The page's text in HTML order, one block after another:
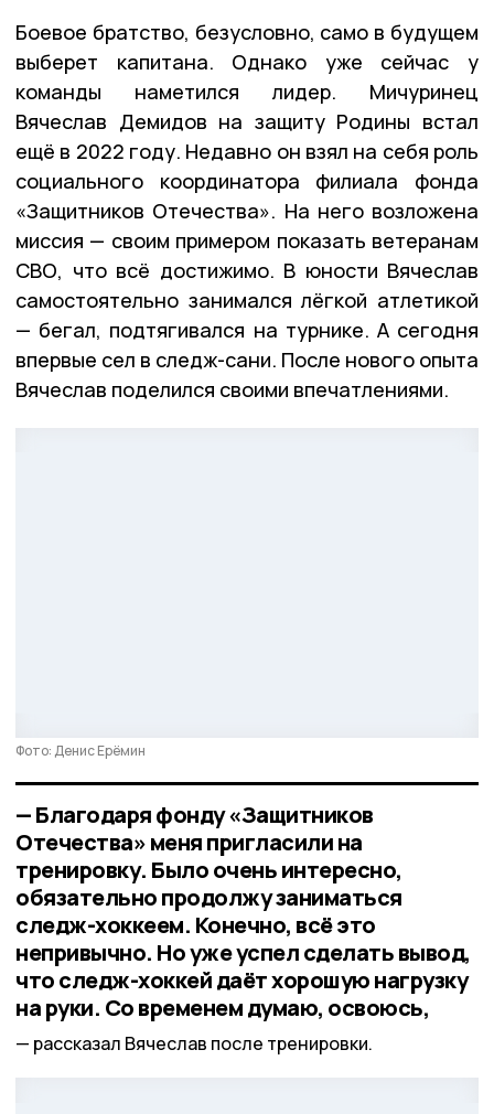
Боевое братство, безусловно, само в будущем
выберет капитана. Однако уже сейчас у
команды наметился лидер. Мичуринец
Вячеслав Демидов на защиту Родины встал
ещё в 2022 году. Недавно он взял на себя роль
социального координатора филиала фонда
«Защитников Отечества». На него возложена
миссия — своим примером показать ветеранам
СВО, что всё достижимо. В юности Вячеслав
самостоятельно занимался лёгкой атлетикой
— бегал, подтягивался на турнике. А сегодня
впервые сел в следж-сани. После нового опыта
Вячеслав поделился своими впечатлениями.
Фото: Денис Ерёмин
— Благодаря фонду «Защитников
Отечества» меня пригласили на
тренировку. Было очень интересно,
обязательно продолжу заниматься
следж-хоккеем. Конечно, всё это
непривычно. Но уже успел сделать вывод,
что следж-хоккей даёт хорошую нагрузку
на руки. Со временем думаю, освоюсь,
рассказал Вячеслав после тренировки.